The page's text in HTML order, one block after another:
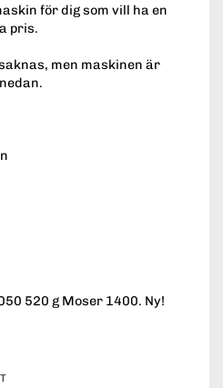
för dig som vill ha en
pris.
men maskinen är
520 g Moser 1400. Ny!